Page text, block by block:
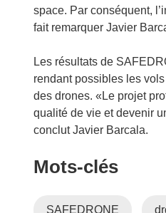
space. Par conséquent,
fait remarquer Javier
Les résultats de
rendant possibles les
des drones. «Le projet
qualité de vie et devenir
conclut Javier Barcala.
Mots‑clés
SAFEDRONE